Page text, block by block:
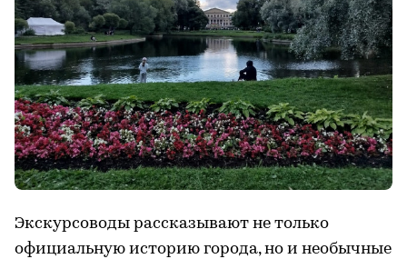
Экскурсоводы рассказывают не только
официальную историю города, но и необычные